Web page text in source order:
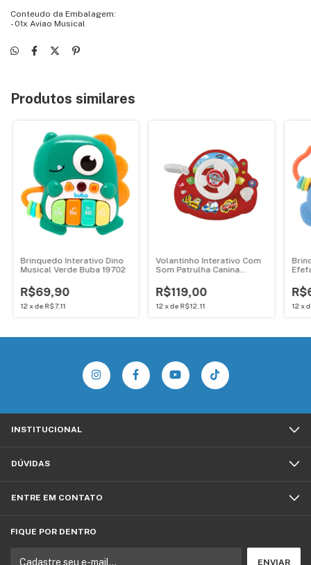
Conteudo da Embalagem:
- 01x Aviao Musical
Produtos similares
Brinquedo Interativo Dino
Musical Verde Buba 19702
R$69,90
12xdeR$7,11
Volantinho Interativo Com
Som Patrulha Canina
R$119,00
12 xdeR$12,11 12x
INSTITUCIONAL
DÚVIDAS
ENTRE EM CONTATO
FIQUE POR DENTRO